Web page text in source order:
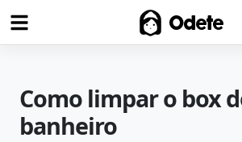
Odete
Como limpar o box
banheiro